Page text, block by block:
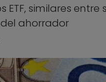
ETF, similares
ahorrador